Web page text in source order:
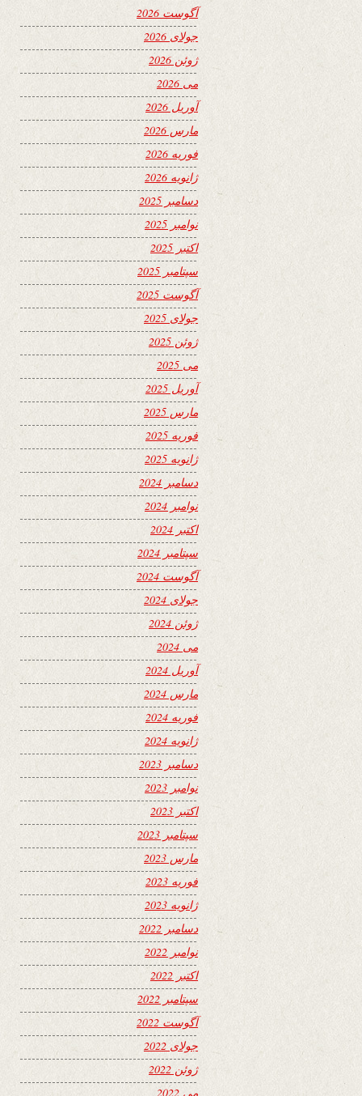
آگوست 2026
جولای 2026
ژوئن 2026
می 2026
آوریل 2026
مارس 2026
فوریه 2026
ژانویه 2026
دسامبر 2025
نوامبر 2025
اکتبر 2025
سپتامبر 2025
آگوست 2025
جولای 2025
ژوئن 2025
می 2025
آوریل 2025
مارس 2025
فوریه 2025
ژانویه 2025
دسامبر 2024
نوامبر 2024
اکتبر 2024
سپتامبر 2024
آگوست 2024
جولای 2024
ژوئن 2024
می 2024
آوریل 2024
مارس 2024
فوریه 2024
ژانویه 2024
دسامبر 2023
نوامبر 2023
اکتبر 2023
سپتامبر 2023
مارس 2023
فوریه 2023
ژانویه 2023
دسامبر 2022
نوامبر 2022
اکتبر 2022
سپتامبر 2022
آگوست 2022
جولای 2022
ژوئن 2022
می 2022